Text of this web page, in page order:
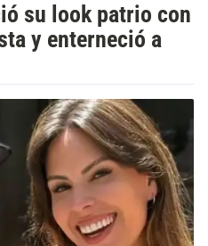
su look patrio con
y enterneció a